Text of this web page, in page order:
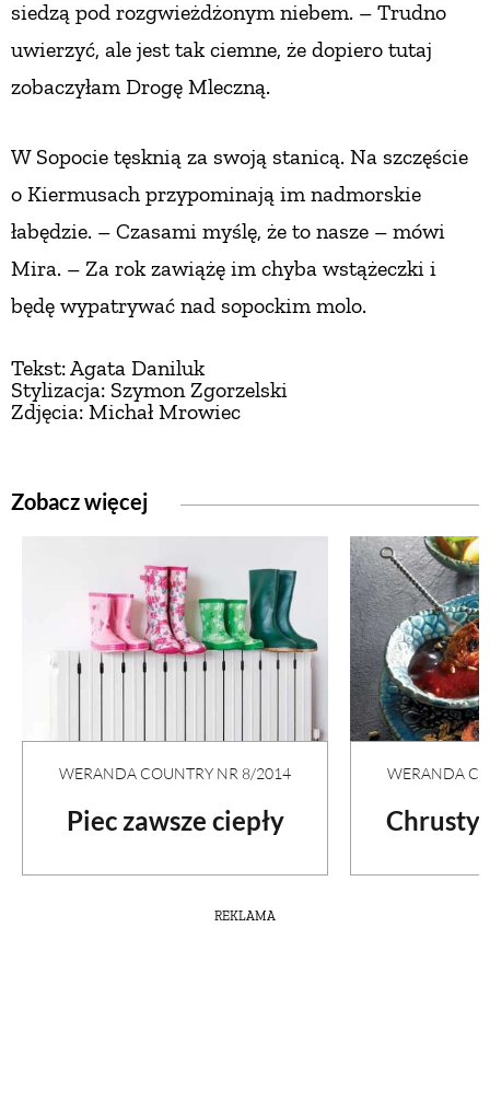
siedzą pod rozgwieżdżonym niebem. – Trudno
uwierzyć, ale jest tak ciemne, że dopiero tutaj
zobaczyłam Drogę Mleczną.
W Sopocie tęsknią za swoją stanicą. Na szczęście
o Kiermusach przypominają im nadmorskie
łabędzie. – Czasami myślę, że to nasze – mówi
Mira. – Za rok zawiążę im chyba wstążeczki i
będę wypatrywać nad sopockim molo.
Tekst: Agata Daniluk
Stylizacja: Szymon Zgorzelski
Zdjęcia: Michał Mrowiec
Zobacz więcej
WERANDA COUNTRY NR 8/2014
Piec zawsze ciepły
WERANDA
Chrusty
REKLAMA